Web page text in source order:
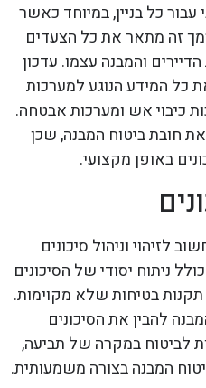
כל בניין, במיוחד כאשר
זה מתאר את כל הצעדים
והמבנה עצמו. עדכון
כל המידע הנוגע למערכות
כיבוי אש ומערכות אבטחה.
חובת ביטוח המבנה, שכן
באופן מקצועי.
לזיהוי וניהול סיכונים
ניתוח יסודי של הסיכונים
תקנות בטיחות שלא מקוימות.
להבין את הסיכונים
לביטוח במקרה של תביעה,
המבנה בצורה משמעותית.